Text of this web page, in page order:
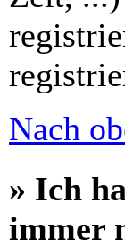
Nach
» Ich
immer